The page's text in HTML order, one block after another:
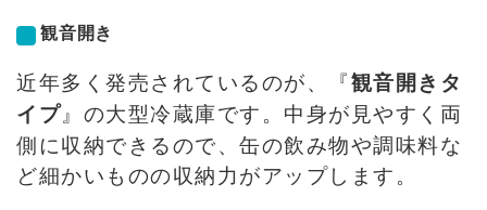
観音開き
近年多く発売されているのが、『観音開きタ
イプ』の大型冷蔵庫です。中身が見やすく両
側に収納できるので、缶の飲み物や調味料な
ど細かいものの収納力がアップします。